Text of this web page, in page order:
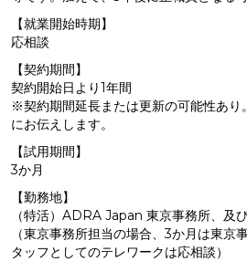
【就業開始時期】
応相談
【契約期間】
契約開始日より1年間
※契約期間延長または更新の可能性あり
にお伝えします。
【試用期間】
3か月
【勤務地】
（特活）ADRA Japan 東京事務所、及
（東京事務所担当の場合、3か月は東京
タッフとしてのテレワークは応相談）